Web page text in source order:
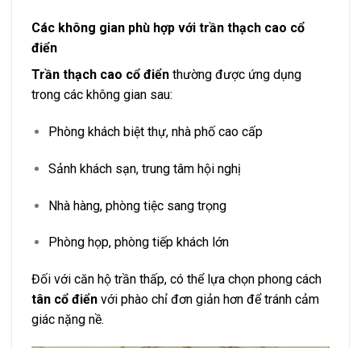
Các không gian phù hợp với trần thạch cao cổ
điển
Trần thạch cao cổ điển thường được ứng dụng
trong các không gian sau:
Phòng khách biệt thự, nhà phố cao cấp
Sảnh khách sạn, trung tâm hội nghị
Nhà hàng, phòng tiệc sang trọng
Phòng họp, phòng tiếp khách lớn
Đối với căn hộ trần thấp, có thể lựa chọn phong cách
tân cổ điển với phào chỉ đơn giản hơn để tránh cảm
giác nặng nề.